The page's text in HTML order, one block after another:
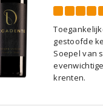
gestoofde
Soepel van
krenten.